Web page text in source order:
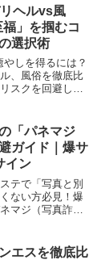
名公開で、今夜の
ヘルvs風
」を掴むコ
選択術
しを得るには？
、風俗を徹底比
スクを回避し、
めの、モエちん
「パネマジ
ガイド｜爆サ
イン
テで「写真と別
ない方必見！爆
マジ（写真詐
「失敗しない店
エスを徹底比